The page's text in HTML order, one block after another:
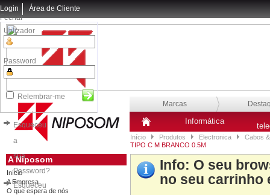
Login
Fechar
Utilizador
Password
Relembrar-me
Esqueceu
a
sua
Password?
Esqueceu
Área de Cliente
Marcas
Informática
Início Produtos Electronica
Cabos
TIPO C M BRANCO 0.5M
A Niposom
Início
A Empresa
O que espera de nós
Info: O seu
no seu carrinho